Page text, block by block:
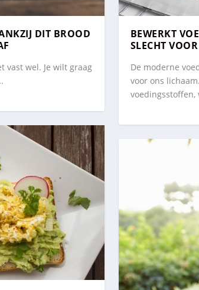
DIT BROOD
vast wel. Je wilt graag
BEWERKT
SLECHT VOOR
De moderne
voor ons